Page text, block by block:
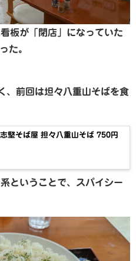
板が「閉店」になっていた
た。
、前回は坦々八重山そばを食
志堅そば屋 担々八重山そば 750円
ということで、スパイシー